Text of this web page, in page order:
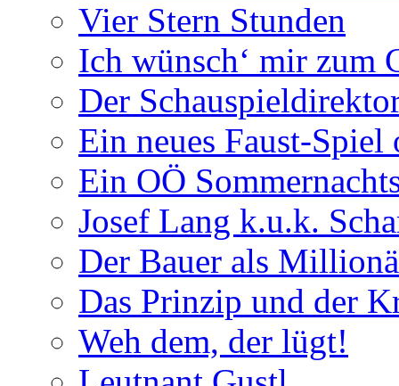
Vier Stern Stunden
Ich wünsch‘ mir zum
Der
Ein neues Faust-Spiel
Ein OÖ
Josef Lang k.u.k.
Der Bauer als
Das Prinzip und der
Weh dem, der lügt!